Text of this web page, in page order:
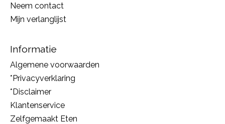
Neem contact
Mijn verlanglijst
Informatie
Algemene voorwaarden
*Privacyverklaring
*Disclaimer
Klantenservice
Zelfgemaakt Eten